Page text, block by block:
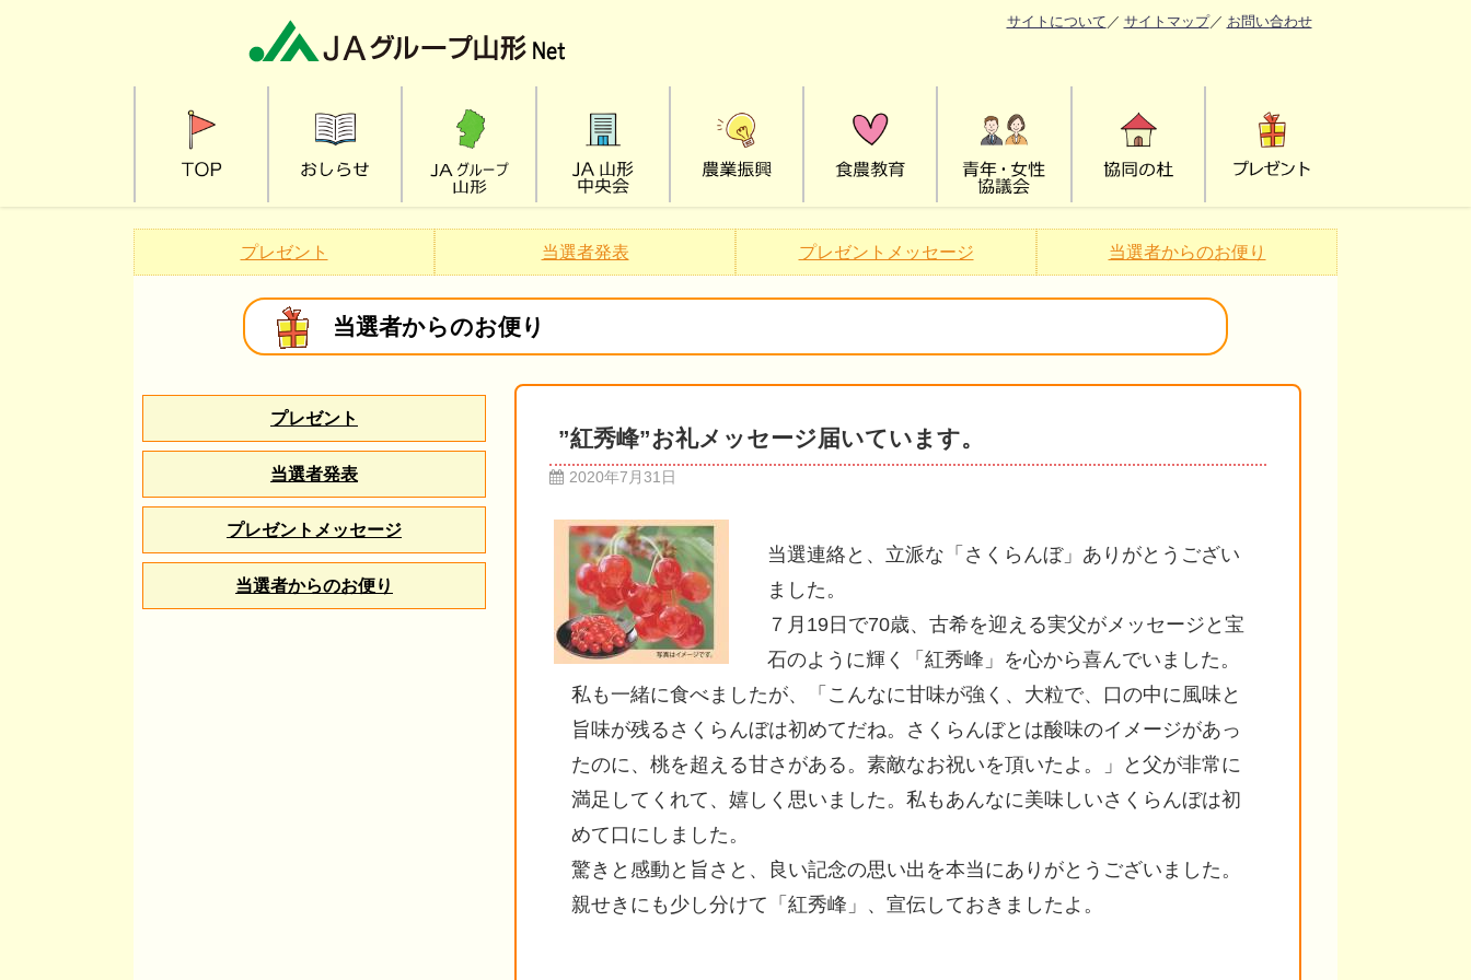
サイトについて ／ サイトマップ／ お問い合わせ
プレゼント 当選者発表 プレゼントメッセージ 当選者からのお便り
当選者からのお便り
”紅秀峰”お礼メッセージ届いています。
2020年7月31日
当選連絡と、立派な「さくらんぼ」ありがとうござい
ました。
７月19日で70歳、古希を迎える実父がメッセージと宝
石のように輝く「紅秀峰」を心から喜んでいました。
私も一緒に食べましたが、「こんなに甘味が強く、大粒で、口の中に風味と
旨味が残るさくらんぼは初めてだね。さくらんぼとは酸味のイメージがあっ
たのに、桃を超える甘さがある。素敵なお祝いを頂いたよ。」と父が非常に
満足してくれて、嬉しく思いました。私もあんなに美味しいさくらんぼは初
めて口にしました。
驚きと感動と旨さと、良い記念の思い出を本当にありがとうございました。
親せきにも少し分けて「紅秀峰」、宣伝しておきましたよ。
プレゼント
当選者発表
プレゼントメッセージ
当選者からのお便り